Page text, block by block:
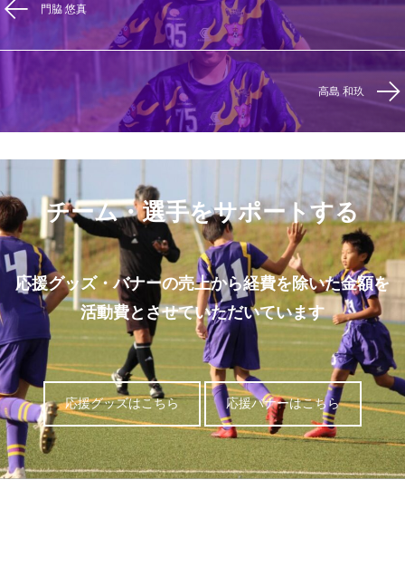
門脇 悠真
高島 和玖
チーム・選手をサポートする
応援グッズ・バナーの売上から経費を除いた金額を
活動費とさせていただいています
応援グッズはこちら 応援バナーはこちら